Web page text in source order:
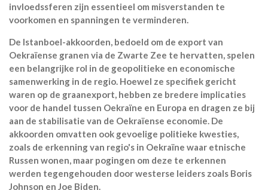
invloedssferen zijn essentieel om misverstanden te
voorkomen en spanningen te verminderen.
De Istanboel-akkoorden, bedoeld om de export van
Oekraïense granen via de Zwarte Zee te hervatten, spelen
een belangrijke rol in de geopolitieke en economische
samenwerking in de regio. Hoewel ze specifiek gericht
waren op de graanexport, hebben ze bredere implicaties
voor de handel tussen Oekraïne en Europa en dragen ze bij
aan de stabilisatie van de Oekraïense economie. De
akkoorden omvatten ook gevoelige politieke kwesties,
zoals de erkenning van regio's in Oekraïne waar etnische
Russen wonen, maar pogingen om deze te erkennen
werden tegengehouden door westerse leiders zoals Boris
Johnson en Joe Biden.